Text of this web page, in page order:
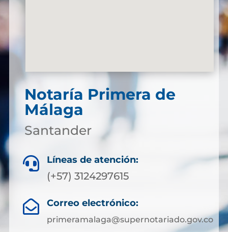
Notaría Primera de
Málaga
Santander
 Líneas de atención:
(+57) 3124297615
 Correo electrónico:
primeramalaga@supernotariado.gov.co